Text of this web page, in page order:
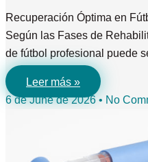
Recuperación Óptima en
Según las Fases de
de fútbol profesional puede
Leer más »
6 de June de 2026
No